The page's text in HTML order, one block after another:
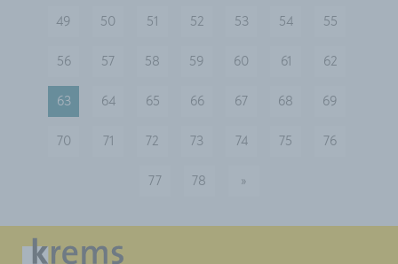
49 50 51 52 53 54 55
56 57 58 59 60 61 62
63 64 65 66 67 68 69
70 71 72 73 74 75 76
77 78 »